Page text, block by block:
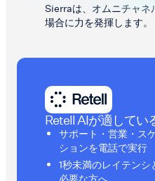
Sierraは、オムニチャネ
場合に力を発揮します。
Retell AIが適してい
サポート・営業・ス
ションを電話で実行
1秒未満のレイテン